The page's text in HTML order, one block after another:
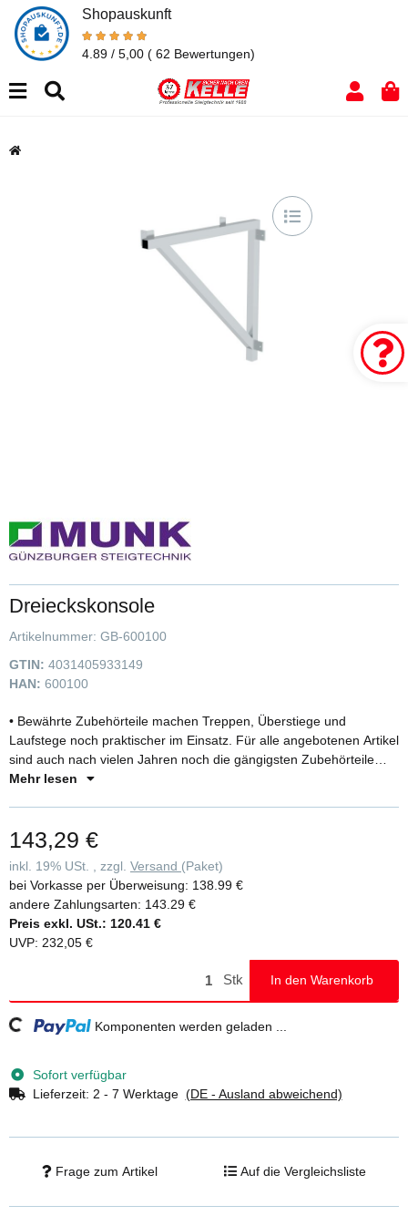
Shopauskunft
4.89 / 5,00 ( 62 Bewertungen)
Dreieckskonsole
Artikelnummer: GB-600100
GTIN: 4031405933149
HAN: 600100
• Bewährte Zubehörteile machen Treppen, Überstiege und
Laufstege noch praktischer im Einsatz. Für alle angebotenen Artikel
sind auch nach vielen Jahren noch die gängigsten Zubehörteile
erhältlich, welche zur Selbstmontage geliefert werden.
Mehr lesen
143,29 €
inkl. 19% USt. , zzgl. Versand (Paket)
bei Vorkasse per Überweisung: 138.99 €
andere Zahlungsarten: 143.29 €
Preis exkl. USt.: 120.41 €
UVP: 232,05 €
Stk In den Warenkorb
Loading... Komponenten werden geladen ...
Sofort verfügbar
Lieferzeit: 2 - 7 Werktage (DE - Ausland abweichend)
Frage zum Artikel Auf die Vergleichsliste